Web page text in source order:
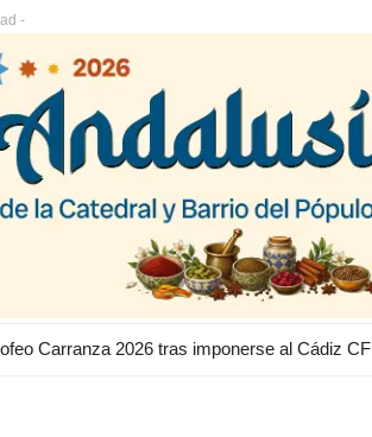
-
Carranza 2026 tras imponerse al Cádiz CF